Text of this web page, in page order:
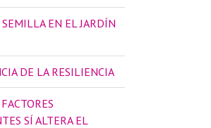
EN EL JARDÍN
DE LA RESILIENCIA
SÍ ALTERA EL